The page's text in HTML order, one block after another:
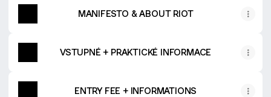
MANIFESTO & ABOUT RIOT
VSTUPNÉ + PRAKTICKÉ INFORMACE
ENTRY FEE + INFORMATIONS